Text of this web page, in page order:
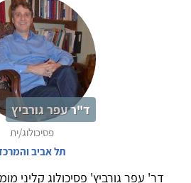
ד"ר עפר גורביץ
פסיכולוג/ית
תל אביב
דר' עפר גורביץ' פסיכולוג קליני